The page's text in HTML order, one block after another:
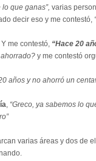
lo que ganas”, varias
decir eso y me contestó,
Y me contestó, “Hace 20
y me contestó
años y no ahorró un
, “Greco, ya sabemos lo
varias áreas y dos de